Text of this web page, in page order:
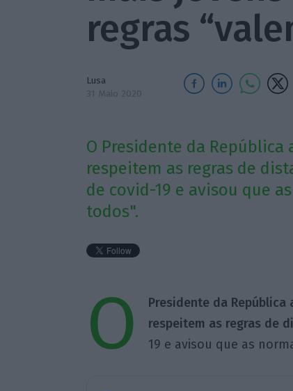
regras
Lusa
31 Maio 2020
O Presidente da
respeitem as regras de
de covid-19 e avisou que
todos".
O
Presidente da
respeitem as regras de
19 e avisou que as